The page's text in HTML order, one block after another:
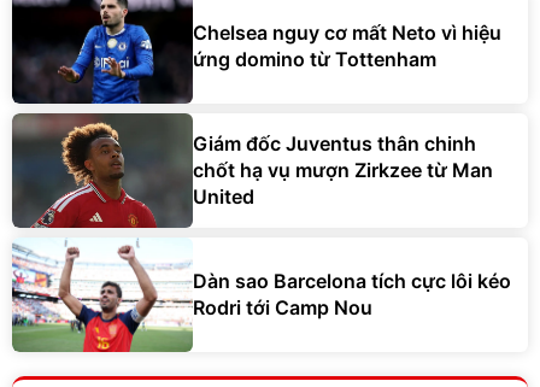
Chelsea nguy cơ mất Neto vì hiệu
ứng domino từ Tottenham
Giám đốc Juventus thân chinh
chốt hạ vụ mượn Zirkzee từ Man
United
Dàn sao Barcelona tích cực lôi kéo
Rodri tới Camp Nou